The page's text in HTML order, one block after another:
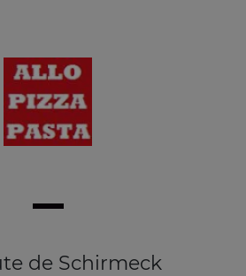
de Schirmeck